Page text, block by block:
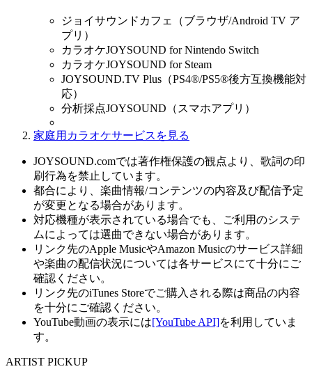
ジョイサウンドカフェ（ブラウザ/Android TV ア
プリ）
カラオケJOYSOUND for Nintendo Switch
カラオケJOYSOUND for Steam
JOYSOUND.TV Plus（PS4®/PS5®後方互換機能対
応）
分析採点JOYSOUND（スマホアプリ）
家庭用カラオケサービスを見る
JOYSOUND.comでは著作権保護の観点より、歌詞の印
刷行為を禁止しています。
都合により、楽曲情報/コンテンツの内容及び配信予定
が変更となる場合があります。
対応機種が表示されている場合でも、ご利用のシステ
ムによっては選曲できない場合があります。
リンク先のApple MusicやAmazon Musicのサービス詳細
や楽曲の配信状況については各サービスにて十分にご
確認ください。
リンク先のiTunes Storeでご購入される際は商品の内容
を十分にご確認ください。
YouTube動画の表示には[YouTube API]を利用していま
す。
ARTIST PICKUP